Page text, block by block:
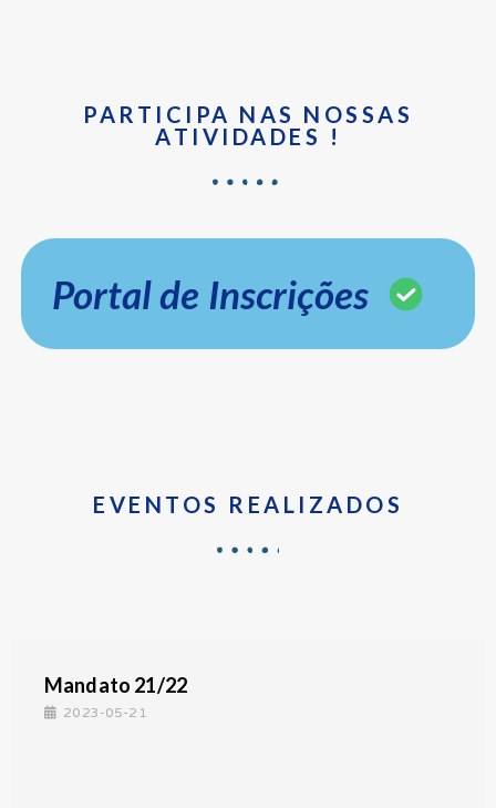
PARTICIPA NAS NOSSAS
ATIVIDADES !
Portal de Inscrições
EVENTOS REALIZADOS
Mandato 21/22
2023-05-21